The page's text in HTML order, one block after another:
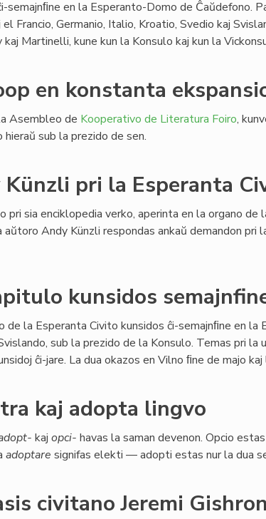
semajnﬁne en la Esperanto-Domo de Ĉaŭdefono.
Francio, Germanio, Italio, Kroatio, Svedio kaj
kaj Martinelli, kune kun la Konsulo kaj kun la
en konstanta
Asembleo de Kooperativo de Literatura Foiro,
hieraŭ sub la prezido de sen.
pri la Esperanta
pri sia enciklopedia verko, aperinta en la organo de
aŭtoro Andy Künzli respondas ankaŭ demandon pri
kunsidos
de la Esperanta Civito kunsidos ĉi-semajnﬁne en la
sub la prezido de la Konsulo. Temas pri la
ĉi-jare. La dua okazos en Vilno ﬁne de majo
kaj adopta lingvo
kaj opci- havas la saman devenon. Opcio
adoptare signifas elekti — adopti estas nur la dua
civitano Jeremi Gishron